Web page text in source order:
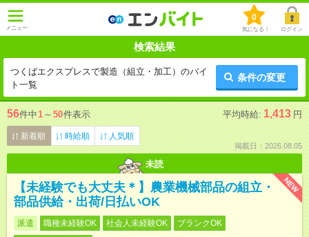
メニュー
0
気になる！ ログイン
検索結果
つくばエクスプレスで製造（組立・加工）のバイ
ト一覧
条件の変更
56件中1 ～ 50件表示 平均時給: 1,413 円
新着順 時給順 人気順
掲載日：2026.08.05
未読
NEW
【未経験でも大丈夫＊】農業機械部品の組立・
部品供給・出荷/日払いOK
派遣 職種未経験OK 社会人未経験OK
ブランクOK